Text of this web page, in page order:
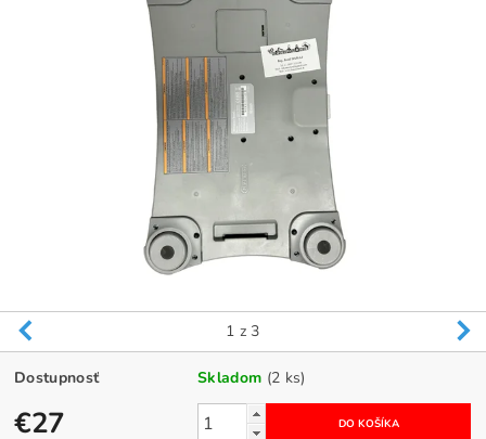
1 z 3
Dostupnosť Skladom (2 ks)
€27